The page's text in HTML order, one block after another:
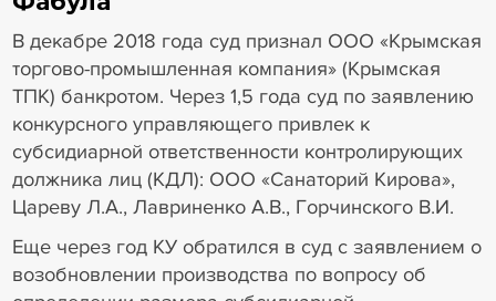
В декабре 2018 года суд признал ООО «Крымская
торгово-промышленная компания» (Крымская
ТПК) банкротом. Через 1,5 года суд по заявлению
конкурсного управляющего привлек к
субсидиарной ответственности контролирующих
должника лиц (КДЛ): ООО «Санаторий Кирова»,
Цареву Л.А., Лавриненко А.В., Горчинского В.И.
Еще через год КУ обратился в суд с заявлением о
возобновлении производства по вопросу об